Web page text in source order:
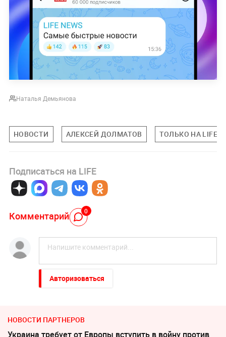
Наталья Демьянова
НОВОСТИ АЛЕКСЕЙ ДОЛМАТОВ ТОЛЬКО НА LIFE
Подписаться на LIFE
Комментарий 0
Авторизоваться
НОВОСТИ ПАРТНЕРОВ
Украина требует от Европы вступить в войну против